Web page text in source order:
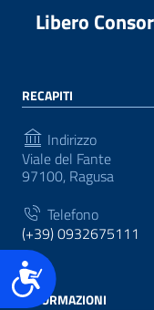
Accessibilità
Libero
RECAPITI
Indirizzo
Viale del Fante
97100, Ragusa
Telefono
(+39) 0932675111
INFORMAZIONI